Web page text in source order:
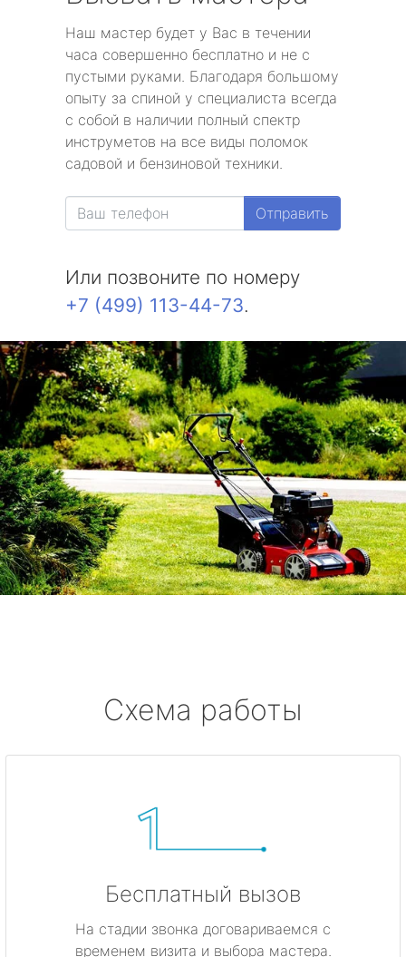
Наш мастер будет у Вас в течении
часа совершенно бесплатно и не с
пустыми руками. Благодаря большому
опыту за спиной у специалиста всегда
с собой в наличии полный спектр
инструметов на все виды поломок
садовой и бензиновой техники.
Отправить
Или позвоните по номеру
+7 (499) 113-44-73.
Схема работы
Бесплатный вызов
На стадии звонка договариваемся с
временем визита и выбора мастера.